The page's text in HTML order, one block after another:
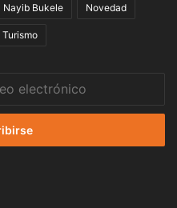
Nayib Bukele Novedad
Turismo